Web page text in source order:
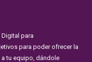
para
para poder ofrecer la
tu equipo, dándole